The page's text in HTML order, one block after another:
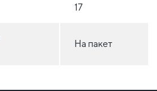
17
На пакет